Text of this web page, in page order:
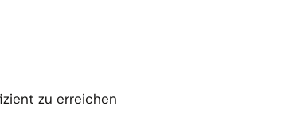
zu erreichen